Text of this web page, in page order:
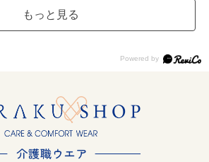
もっと見る